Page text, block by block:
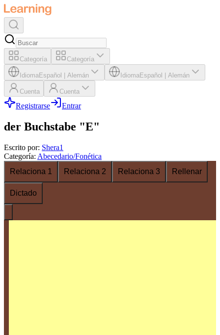
Categoría Categoría
IdiomaEspañol Alemán IdiomaEspañol Alemán
Cuenta Cuenta
Registrarse Entrar
der Buchstabe "E"
Escrito por: Shera1
Categoría: Abecedario/Fonética
Relaciona 1
Relaciona 2 Relaciona 3 Rellenar
Dictado